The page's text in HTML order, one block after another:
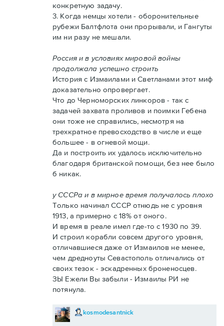
конкретную задачу.
3. Когда немцы хотели - оборонительные
рубежи Балтфлота они прорывали, и Гангуты
им ни разу не мешали.
Россия и в условиях мировой войны
продолжала успешно строить
История с Измаилами и Светланами этот миф
доказательно опровергает.
Что до Черноморских линкоров - так с
задачей захвата проливов и поимки Гебена
они тоже не справились, несмотря на
трехкратное превосходство в числе и еще
большее - в огневой мощи.
Да и построить их удалось исключительно
благодаря британской помощи, без нее было
б никак.
у СССРа и в мирное время получалось плохо
Только начинал СССР отнюдь не с уровня
1913, а примерно с 18% от оного.
И время в реале имел где-то с 1930 по 39.
И строил корабли совсем другого уровня,
отличавшиеся даже от Измаилов не менее,
чем дредноуты Севастополь отличались от
своих тезок - эскадренных броненосцев.
ЗЫ Ежели Вы забыли - Измаилы РИ не
потянула.
kosmodesantnick